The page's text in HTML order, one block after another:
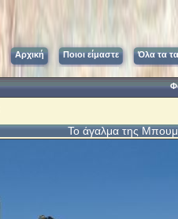
Αρχική Ποιοι είμαστε Όλα τα
Το άγαλμα της